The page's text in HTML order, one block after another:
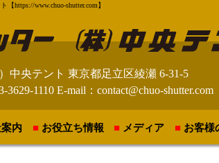
https://www.chuo-shutter.com】
中央テント 東京都足立区綾瀬 6-31-5
3629-1110 E-mail：contact@chuo-shutter.com
内 お役立ち情報 メディア お客様